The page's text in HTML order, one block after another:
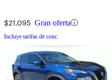
$21,095 Gran oferta
Incluye tarifas de conc.